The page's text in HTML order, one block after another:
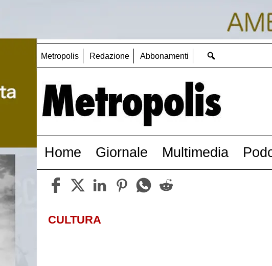
Metropolis Redazione Abbonamenti
Home Giornale Multimedia
CULTURA